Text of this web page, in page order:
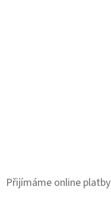
Přijímáme online platby